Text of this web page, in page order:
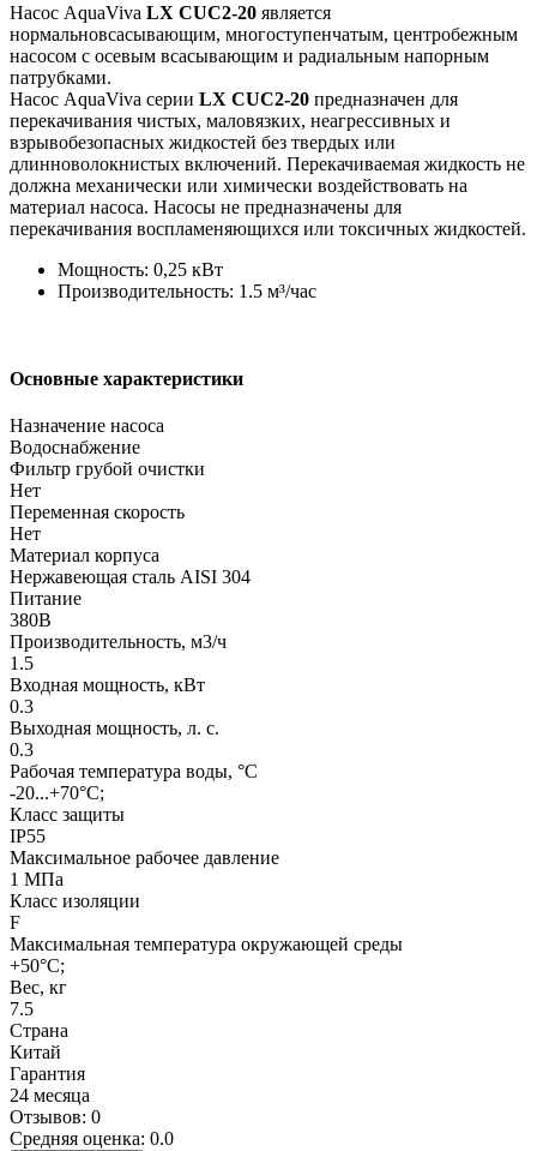
Насос AquaViva LX CUC2-20 является
нормальновсасывающим, многоступенчатым, центробежным
насосом с осевым всасывающим и радиальным напорным
патрубками.
Насос AquaViva серии LX CUC2-20 предназначен для
перекачивания чистых, маловязких, неагрессивных и
взрывобезопасных жидкостей без твердых или
длинноволокнистых включений. Перекачиваемая жидкость не
должна механически или химически воздействовать на
материал насоса. Насосы не предназначены для
перекачивания воспламеняющихся или токсичных жидкостей.
Мощность: 0,25 кВт
Производительность: 1.5 м³/час
Основные характеристики
Назначение насоса
Водоснабжение
Фильтр грубой очистки
Нет
Переменная скорость
Нет
Материал корпуса
Нержавеющая сталь AISI 304
Питание
380В
Производительность, м3/ч
1.5
Входная мощность, кВт
0.3
Выходная мощность, л. с.
0.3
Рабочая температура воды, °С
-20...+70°С;
Класс защиты
IP55
Максимальное рабочее давление
1 МПа
Класс изоляции
F
Максимальная температура окружающей среды
+50°С;
Вес, кг
7.5
Страна
Китай
Гарантия
24 месяца
Отзывов: 0
Средняя оценка: 0.0